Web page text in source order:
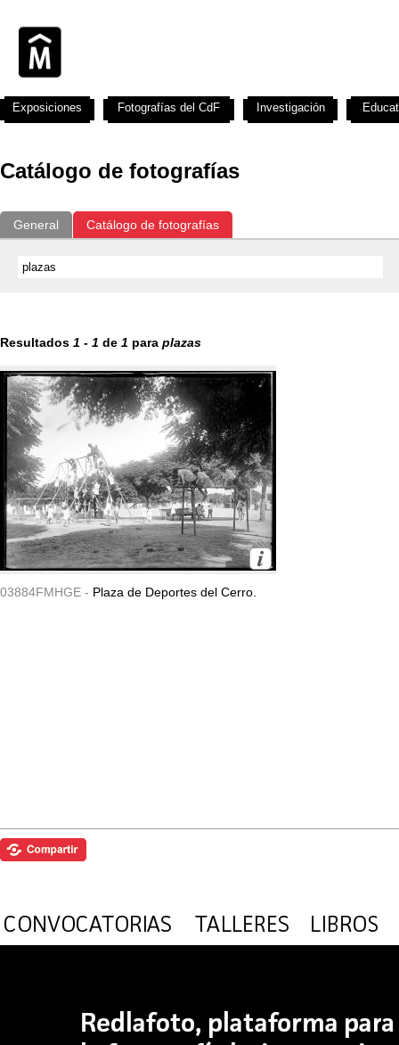
Catálogo de fotografías
General Catálogo de fotografías
Resultados 1 - 1 de 1 para plazas
03884FMHGE - Plaza de Deportes del Cerro.
Exposiciones Fotografías del CdF Investigación